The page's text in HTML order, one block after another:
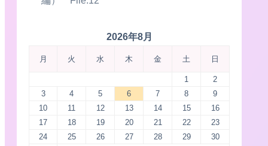
2026年8月
月 火 水 木 金 土 日
1
2
3
4 5 6 7 8
9
10
11 12 13 14 15
16
17
18 19 20 21 22
23
24
25 26 27 28 29
30